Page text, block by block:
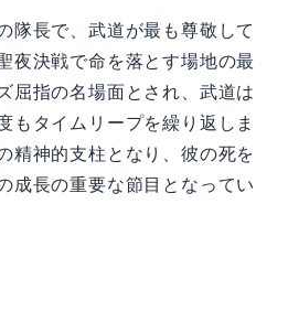
隊長で、武道が最も尊敬して
夜決戦で命を落とす場地の最
屈指の名場面とされ、武道は
もタイムリープを繰り返しま
精神的支柱となり、彼の死を
成長の重要な節目となってい